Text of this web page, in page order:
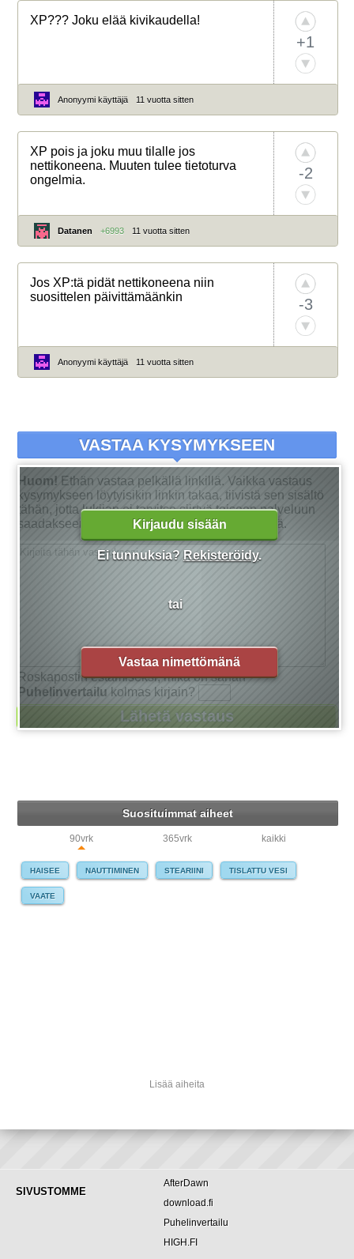
XP??? Joku elää kivikaudella!
+1
Anonyymi käyttäjä 11 vuotta sitten
XP pois ja joku muu tilalle jos
nettikoneena. Muuten tulee tietoturva
ongelmia.
-2
Datanen +6993 11 vuotta sitten
Jos XP:tä pidät nettikoneena niin
suosittelen päivittämäänkin
-3
Anonyymi käyttäjä 11 vuotta sitten
Kirjaudu sisään
Ei tunnuksia? Rekisteröidy.
tai
Vastaa nimettömänä
VASTAA KYSYMYKSEEN
Huom! Ethän vastaa pelkällä linkillä. Vaikka vastaus
kysymykseen löytyisikin linkin takaa, tiivistä sen sisältö
tähän, jotta lukijan ei tarvitse siirtyä toiseen palveluun
saadakseen tarkan vastauksen kysymykseensä.
Roskapostin estämiseksi, mikä on sanan
Puhelinvertailu kolmas kirjain?
Suosituimmat aiheet
90vrk 365vrk kaikki
HAISEE NAUTTIMINEN STEARIINI TISLATTU VESI
VAATE
Lisää aiheita
SIVUSTOMME
AfterDawn
download.fi
Puhelinvertailu
HIGH.FI